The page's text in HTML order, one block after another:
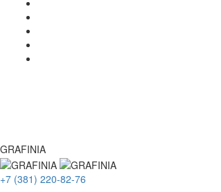
GRAFINIA
+7 (381) 220-82-76